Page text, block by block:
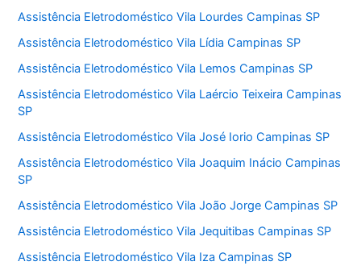
Assistência Eletrodoméstico Vila Lourdes Campinas SP
Assistência Eletrodoméstico Vila Lídia Campinas SP
Assistência Eletrodoméstico Vila Lemos Campinas SP
Assistência Eletrodoméstico Vila Laércio Teixeira Campinas
SP
Assistência Eletrodoméstico Vila José Iorio Campinas SP
Assistência Eletrodoméstico Vila Joaquim Inácio Campinas
SP
Assistência Eletrodoméstico Vila João Jorge Campinas SP
Assistência Eletrodoméstico Vila Jequitibas Campinas SP
Assistência Eletrodoméstico Vila Iza Campinas SP